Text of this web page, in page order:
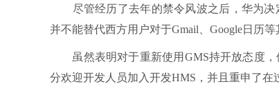
尽管经历了去年的禁令风波之后，华为决
并不能替代西方用户对于Gmail、Google日历
虽然表明对于重新使用GMS持开放态度，
分欢迎开发人员加入开发HMS，并且重申了在